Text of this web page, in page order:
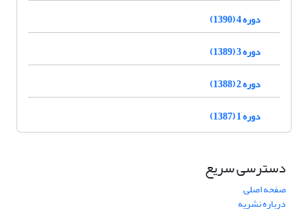
دوره 4 (1390)
دوره 3 (1389)
دوره 2 (1388)
دوره 1 (1387)
دسترسی سریع
صفحه اصلی
درباره نشریه